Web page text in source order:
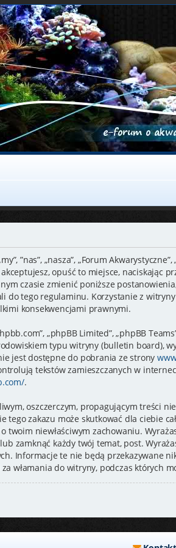
”nas”, „nasza”, „Forum
opuść to miejsce, naciskając
czasie zmienić poniższe
tego regulaminu. Korzystanie z witryny
konsekwencjami prawnymi.
„phpBB Limited”, „phpBB
typu witryny (bulletin board),
jest dostępne do pobrania ze strony
tekstów zamieszczanych w
.
oszczerczym, propagującym treści
zakazu może skutkować dla ciebie
niewłaściwym zachowaniu.
zamknąć każdy twój temat, post.
Informacje te nie będą przekazywane
włamania do witryny, podczas których